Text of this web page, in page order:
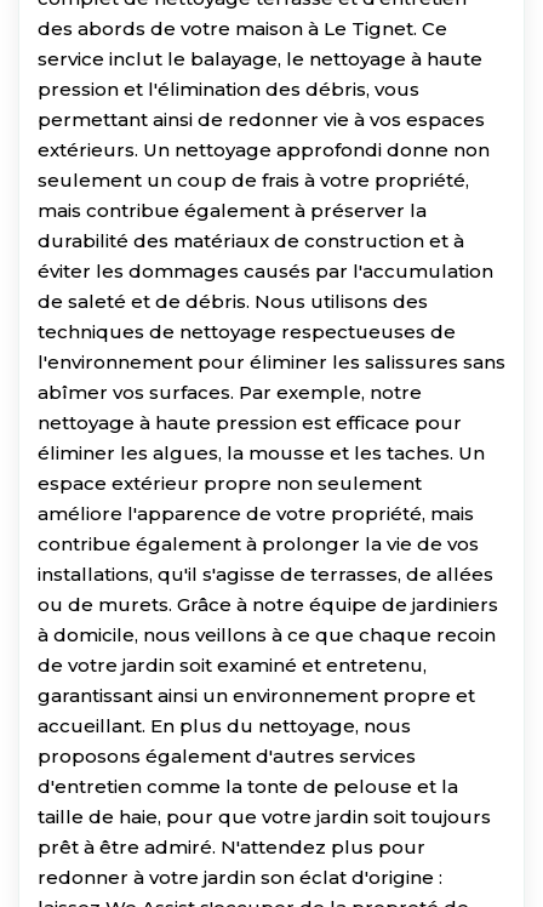
des abords de votre maison à Le Tignet. Ce
service inclut le balayage, le nettoyage à haute
pression et l'élimination des débris, vous
permettant ainsi de redonner vie à vos espaces
extérieurs. Un nettoyage approfondi donne non
seulement un coup de frais à votre propriété,
mais contribue également à préserver la
durabilité des matériaux de construction et à
éviter les dommages causés par l'accumulation
de saleté et de débris. Nous utilisons des
techniques de nettoyage respectueuses de
l'environnement pour éliminer les salissures sans
abîmer vos surfaces. Par exemple, notre
nettoyage à haute pression est efficace pour
éliminer les algues, la mousse et les taches. Un
espace extérieur propre non seulement
améliore l'apparence de votre propriété, mais
contribue également à prolonger la vie de vos
installations, qu'il s'agisse de terrasses, de allées
ou de murets. Grâce à notre équipe de jardiniers
à domicile, nous veillons à ce que chaque recoin
de votre jardin soit examiné et entretenu,
garantissant ainsi un environnement propre et
accueillant. En plus du nettoyage, nous
proposons également d'autres services
d'entretien comme la tonte de pelouse et la
taille de haie, pour que votre jardin soit toujours
prêt à être admiré. N'attendez plus pour
redonner à votre jardin son éclat d'origine :